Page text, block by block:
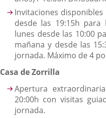
Invitaciones
desde las 19:15h
lunes desde las 10:00
mañana y desde las
jornada. Máximo de 4
Casa de Zorrilla
Apertura
20:00h con visitas
jornada.